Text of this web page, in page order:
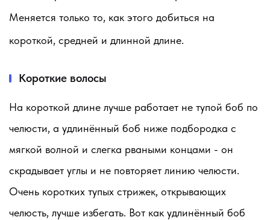
Меняется только то, как этого добиться на
короткой, средней и длинной длине.
Короткие волосы
На короткой длине лучше работает не тупой боб по
челюсти, а удлинённый боб ниже подбородка с
мягкой волной и слегка рваными концами - он
скрадывает углы и не повторяет линию челюсти.
Очень коротких тупых стрижек, открывающих
челюсть, лучше избегать. Вот как удлинённый боб